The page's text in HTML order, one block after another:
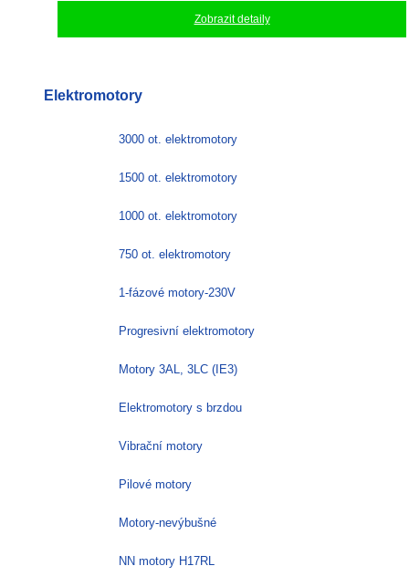
Zobrazit detaily
Elektromotory
3000 ot. elektromotory
1500 ot. elektromotory
1000 ot. elektromotory
750 ot. elektromotory
1-fázové motory-230V
Progresivní elektromotory
Motory 3AL, 3LC (IE3)
Elektromotory s brzdou
Vibrační motory
Pilové motory
Motory-nevýbušné
NN motory H17RL